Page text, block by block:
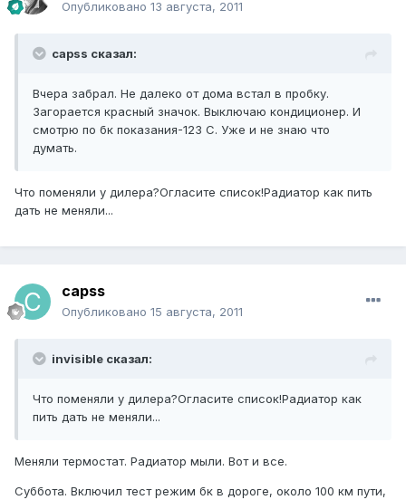
Опубликовано 13 августа, 2011
capss сказал:
Вчера забрал. Не далеко от дома встал в пробку.
Загорается красный значок. Выключаю кондиционер. И
смотрю по бк показания-123 С. Уже и не знаю что
думать.
Что поменяли у дилера?Огласите список!Радиатор как пить
дать не меняли...
capss
Опубликовано 15 августа, 2011
invisible сказал:
Что поменяли у дилера?Огласите список!Радиатор как
пить дать не меняли...
Меняли термостат. Радиатор мыли. Вот и все.
Суббота. Включил тест режим бк в дороге, около 100 км пути,